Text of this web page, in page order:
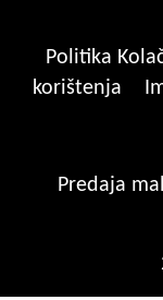
Politika
korištenja
Predaja